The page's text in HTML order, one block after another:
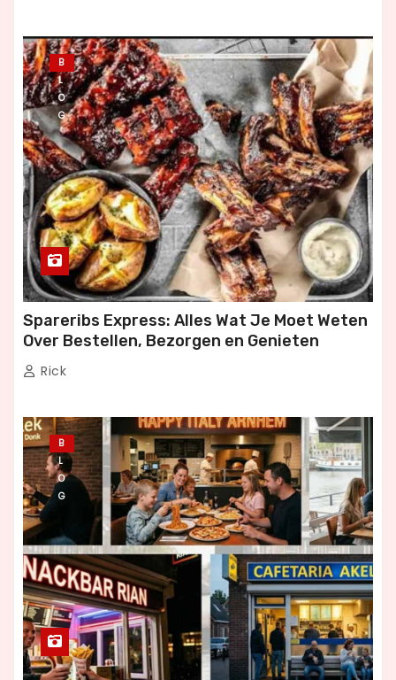
B
L
O
G
Spareribs Express: Alles Wat Je Moet Weten
Over Bestellen, Bezorgen en Genieten
Rick
B
L
O
G